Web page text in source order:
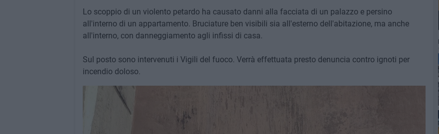
Lo scoppio di un violento petardo ha causato danni alla facciata di un palazzo e persino
all'interno di un appartamento. Bruciature ben visibili sia all'esterno dell'abitazione, ma anche
all'interno, con danneggiamento agli infissi di casa.
Sul posto sono intervenuti i Vigili del fuoco. Verrà effettuata presto denuncia contro ignoti per
incendio doloso.